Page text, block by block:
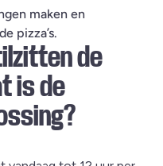
maken en
pizza’s.
de
is de